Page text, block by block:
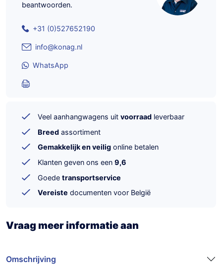
beantwoorden.
+31 (0)527652190
info@konag.nl
WhatsApp
Veel aanhangwagens uit voorraad leverbaar
Breed assortiment
Gemakkelijk en veilig online betalen
Klanten geven ons een 9,6
Goede transportservice
Vereiste documenten voor België
Vraag meer informatie aan
Omschrijving